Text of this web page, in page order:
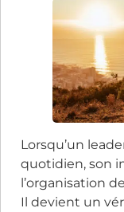
Lorsqu’un
quotidien, son
l’organisation
Il devient un